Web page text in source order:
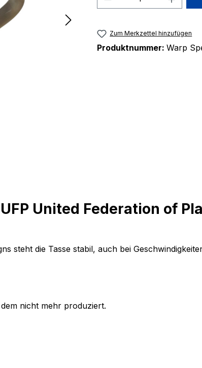
Zum Merkzettel hinzufügen
Produktnummer: Warp
United Federation of
steht die Tasse stabil, auch bei
nicht mehr produziert.